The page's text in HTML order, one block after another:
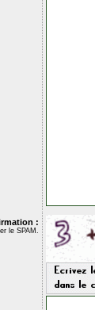
:
le SPAM.